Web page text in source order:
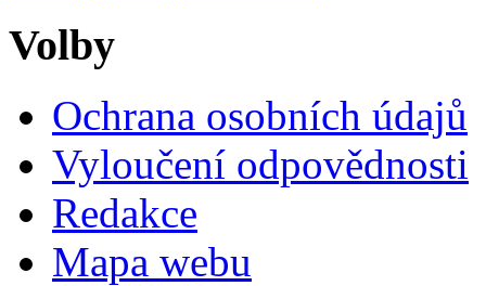
Volby
Ochrana osobních údajů
Vyloučení odpovědnosti
Redakce
Mapa webu